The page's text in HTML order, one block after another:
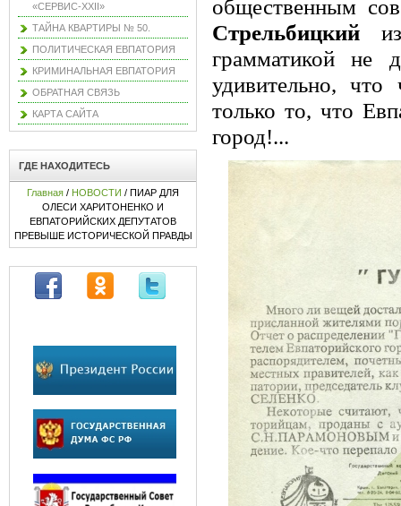
«СЕРВИС-XXII»
ТАЙНА КВАРТИРЫ № 50.
ПОЛИТИЧЕСКАЯ ЕВПАТОРИЯ
КРИМИНАЛЬНАЯ ЕВПАТОРИЯ
ОБРАТНАЯ СВЯЗЬ
КАРТА САЙТА
ГДЕ НАХОДИТЕСЬ
Главная / НОВОСТИ / ПИАР ДЛЯ
ОЛЕСИ ХАРИТОНЕНКО И
ЕВПАТОРИЙСКИХ ДЕПУТАТОВ
ПРЕВЫШЕ ИСТОРИЧЕСКОЙ ПРАВДЫ
общественным
Стрельбицкий
грамматикой не
удивительно,
только то, что
город!...